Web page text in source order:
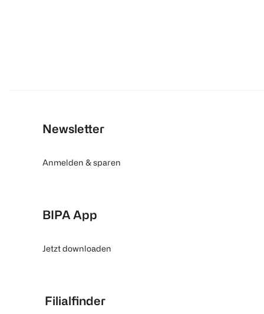
Newsletter
Anmelden & sparen
BIPA App
Jetzt downloaden
Filialfinder